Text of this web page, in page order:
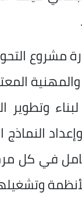
مشروع
والمهنية
وإعداد
في كل